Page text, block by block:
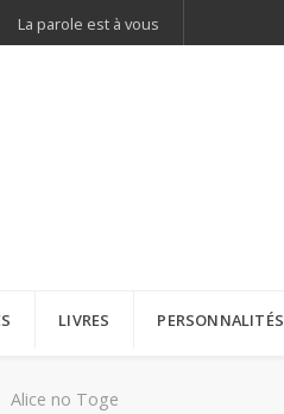
La parole est à vous
LIVRES PERSONNALITÉS
Alice no Toge